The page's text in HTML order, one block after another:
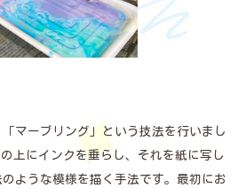
マーブリング」という技法を行いまし
上にインクを垂らし、それを紙に写し
ような模様を描く手法です。最初にお